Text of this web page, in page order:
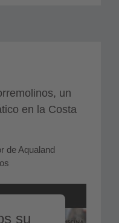
un
en la Costa
de Aqualand
su